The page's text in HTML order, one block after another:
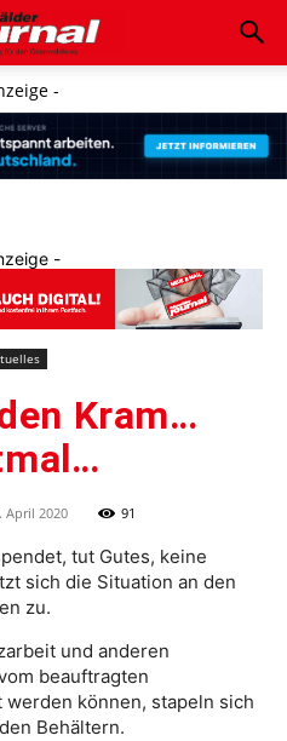
-
-
Kram…
April 2020 91
tut Gutes, keine
sich die Situation an den
zu.
und anderen
beauftragten
können, stapeln sich
Behältern.